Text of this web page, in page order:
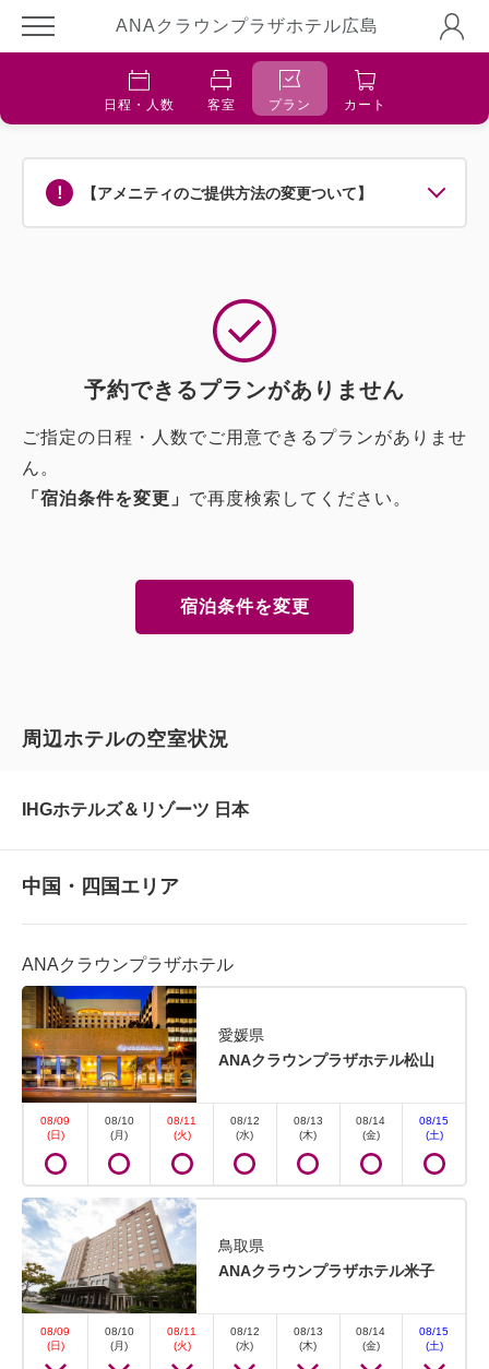
ANAクラウンプラザホテル広島
日程・人数 客室 プラン カート
【アメニティのご提供方法の変更ついて】
予約できるプランがありません
ご指定の日程・人数でご用意できるプランがありませ
ん。
「宿泊条件を変更」 で再度検索してください。
宿泊条件を変更
周辺ホテルの空室状況
IHGホテルズ＆リゾーツ 日本
中国・四国エリア
ANAクラウンプラザホテル
愛媛県
ANAクラウンプラザホテル松山
08/09
(日)
08/10
(月)
08/11
(火)
08/12
(水)
08/13
(木)
08/14
(金)
08/15
(土)
鳥取県
ANAクラウンプラザホテル米子
08/09
(日)
08/10
(月)
08/11
(火)
08/12
(水)
08/13
(木)
08/14
(金)
08/15
(土)